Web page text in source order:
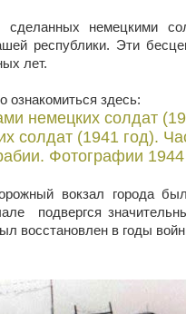
немецкими
республики. Эти
лет.
здесь:
немецких солдат
солдат (1941 год).
Фотографии 1944
вокзал города был
подвергся
восстановлен в годы